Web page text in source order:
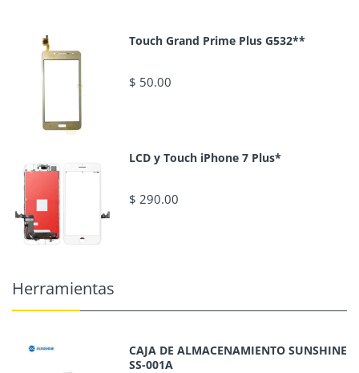
Touch Grand Prime Plus G532**
$ 50.00
LCD y Touch iPhone 7 Plus*
$ 290.00
Herramientas
CAJA DE ALMACENAMIENTO SUNSHINE
SS-001A